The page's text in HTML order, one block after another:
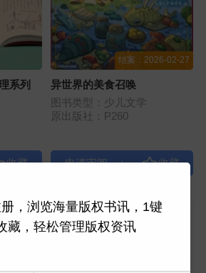
系列
结案：2026-02-27
异世界的美食召唤
图书类型：少儿文学
原出版社：P260
|
，浏览海量版权书讯，1键
藏，轻松管理版权资讯